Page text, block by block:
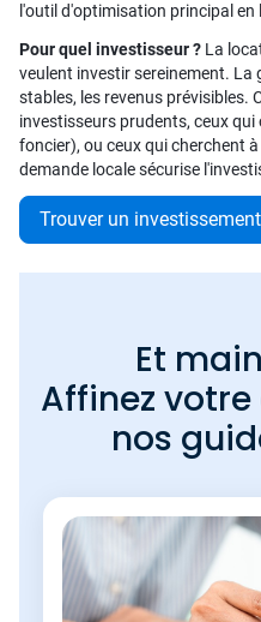
l'outil d'optimisation principal en
Pour quel investisseur ? La
veulent investir sereinement. La
stables, les revenus prévisibles.
investisseurs prudents, ceux
foncier), ou ceux qui cherchent
demande locale sécurise
Trouver un
Et
Affinez
nos